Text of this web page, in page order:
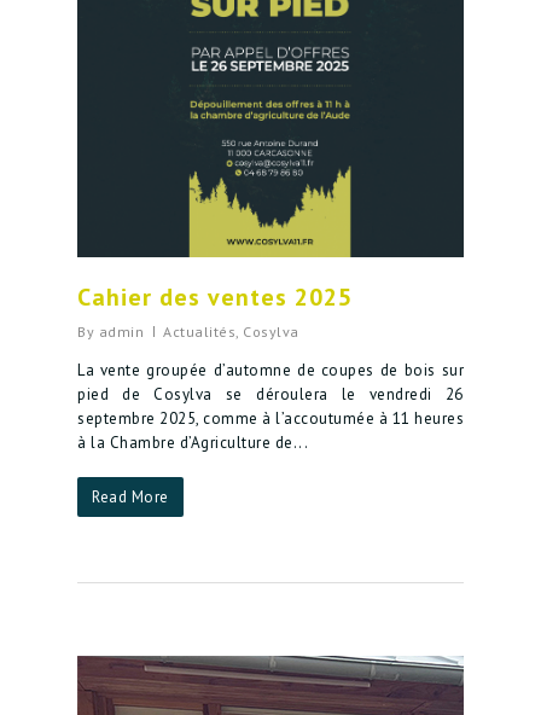
Cahier des ventes 2025
By admin Actualités, Cosylva
La vente groupée d’automne de coupes de bois sur
pied de Cosylva se déroulera le vendredi 26
septembre 2025, comme à l’accoutumée à 11 heures
à la Chambre d’Agriculture de...
Read More